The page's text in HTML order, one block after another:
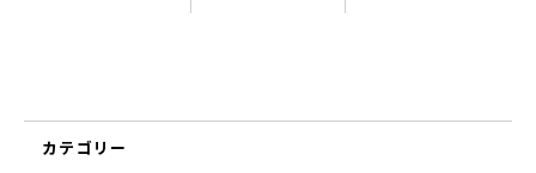
カテゴリー